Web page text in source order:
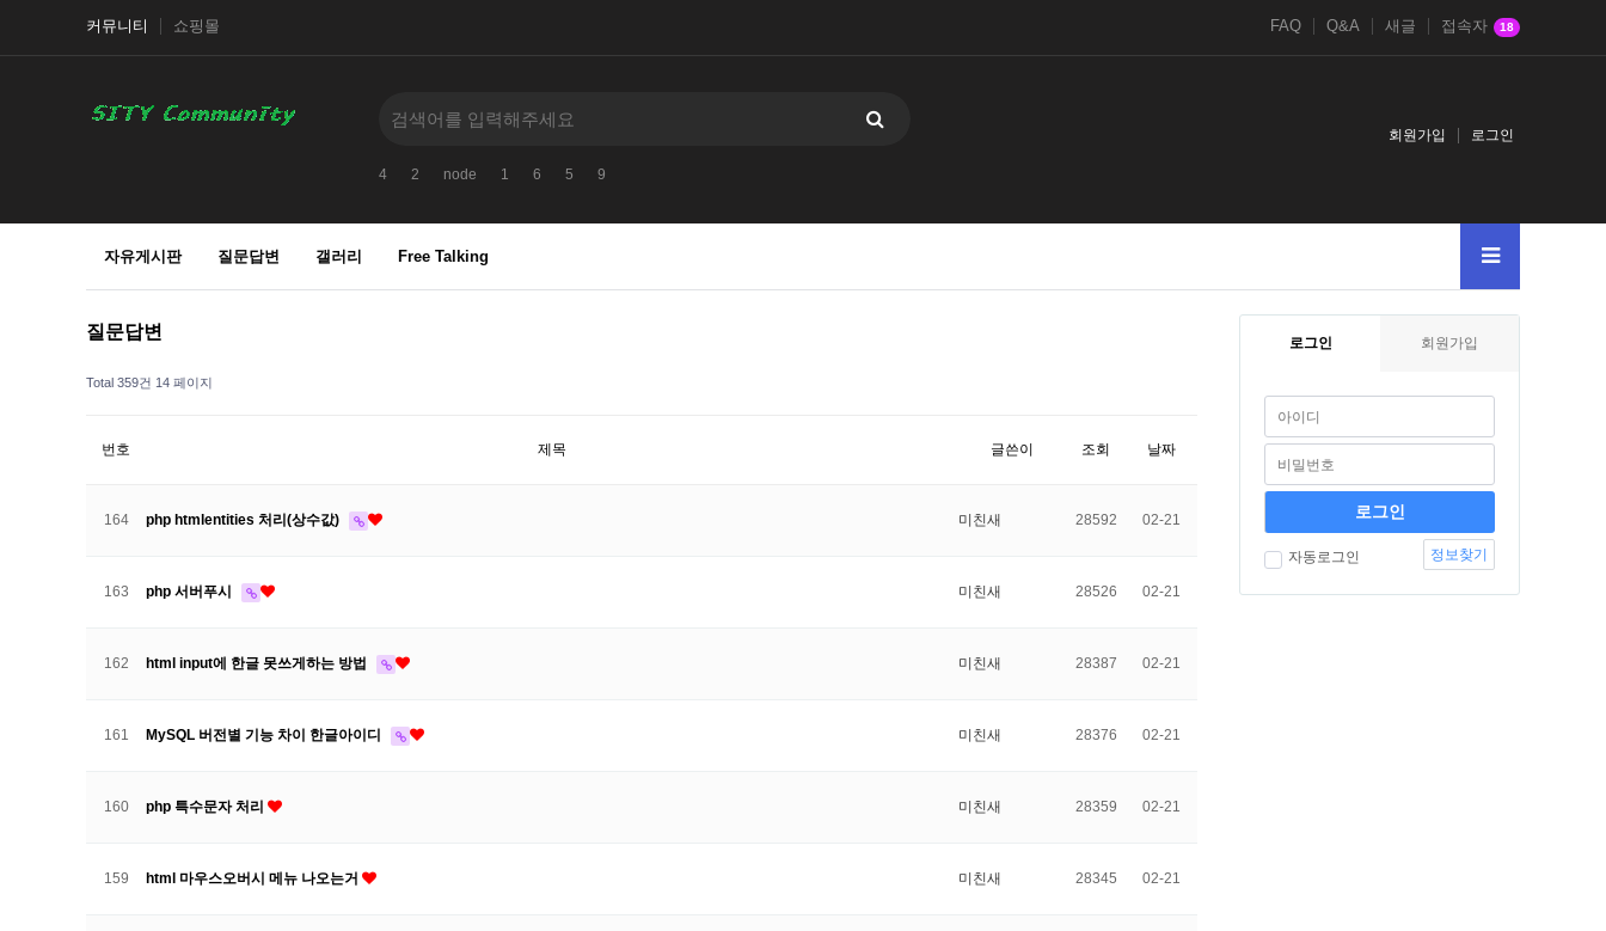
커뮤니티 쇼핑몰 FAQ Q&A 새글 접속자 18
4 2 node 1 6 5 9
회원가입 로그인
자유게시판 질문답변 갤러리 Free Talking
질문답변
Total 359건 14 페이지
번호 제목 글쓴이 조회 날짜
164 php htmlentities 처리(상수값) 미친새 28592 02-21
163 php 서버푸시 미친새 28526 02-21
162 html input에 한글 못쓰게하는 방법 미친새 28387 02-21
161 MySQL 버전별 기능 차이 한글아이디 미친새 28376 02-21
160 php 특수문자 처리 미친새 28359 02-21
159 html 마우스오버시 메뉴 나오는거 미친새 28345 02-21
로그인 회원가입
자동로그인 정보찾기